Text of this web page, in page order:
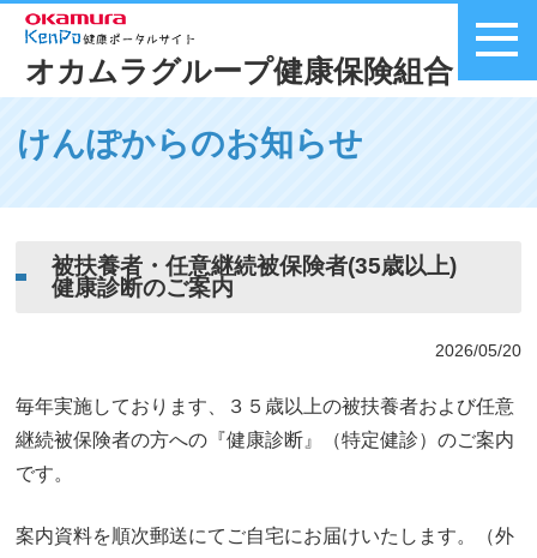
オカムラグループ健康保険組合
けんぽからのお知らせ
被扶養者・任意継続被保険者(35歳以上)
健康診断のご案内
2026/05/20
毎年実施しております、３５歳以上の被扶養者および任意
継続被保険者の方への『健康診断』（特定健診）のご案内
です。
案内資料を順次郵送にてご自宅にお届けいたします。（外